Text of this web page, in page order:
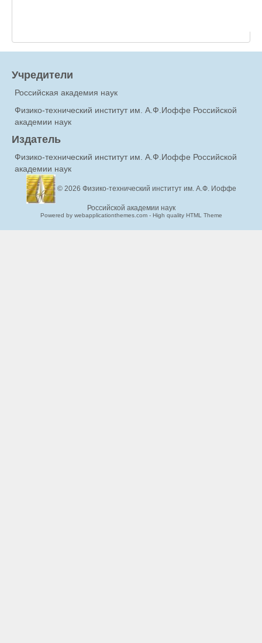
Учредители
Российская академия наук
Физико-технический институт им. А.Ф.Иоффе Российской
академии наук
Издатель
Физико-технический институт им. А.Ф.Иоффе Российской
академии наук
© 2026 Физико-технический институт им. А.Ф. Иоффе
Российской академии наук
Powered by webapplicationthemes.com - High quality HTML Theme